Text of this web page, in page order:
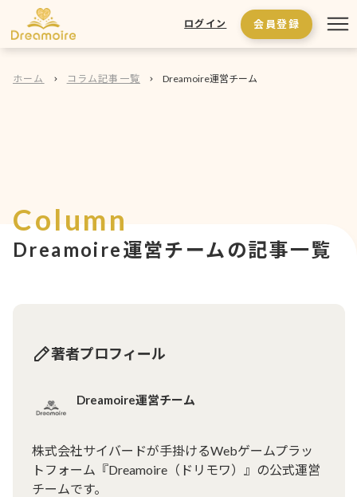
ログイン 会員登録
ホーム コラム記事一覧 Dreamoire運営チーム
Column
Dreamoire運営チームの記事一覧
著者プロフィール
Dreamoire運営チーム
株式会社サイバードが手掛けるWebゲームプラッ
トフォーム『Dreamoire（ドリモワ）』の公式運営
チームです。